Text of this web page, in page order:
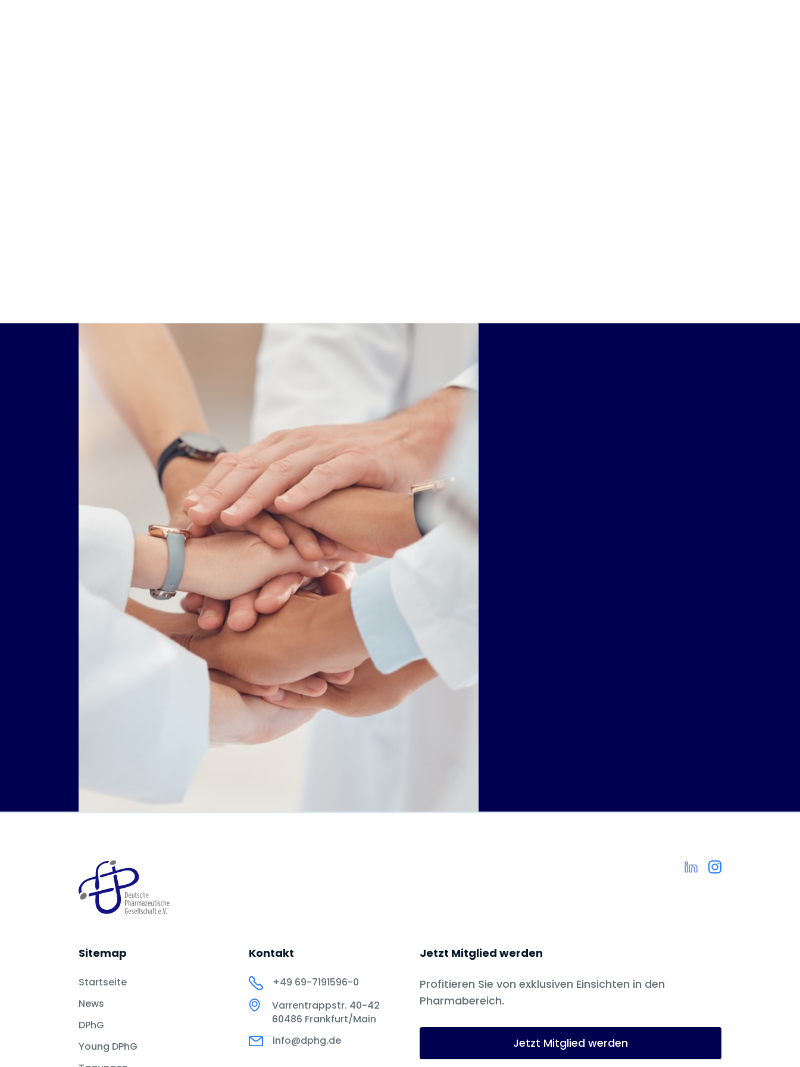
BEREITS MITGLIED?
Exklusive Vorteile für
DPhG Mitglieder
Ihre Vorteile einer Mitgliedschaft bei der DPhG.
jetzt Mitglied werden Login
Sitemap
Startseite
News
DPhG
Young DPhG
Kontakt
+49 69-7191596-0
Varrentrappstr. 40-42
60486 Frankfurt/Main
info@dphg.de
Jetzt Mitglied werden
Profitieren Sie von exklusiven Einsichten in den
Pharmabereich.
Jetzt Mitglied werden